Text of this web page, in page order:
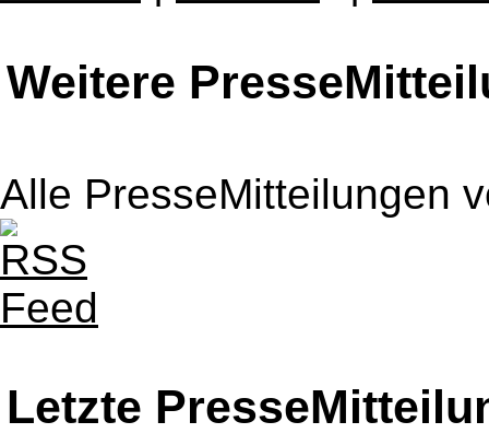
Weitere
Alle PresseMitteilungen
Letzte